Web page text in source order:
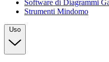
Software di Diagrammi
Strumenti Mindomo
Uso